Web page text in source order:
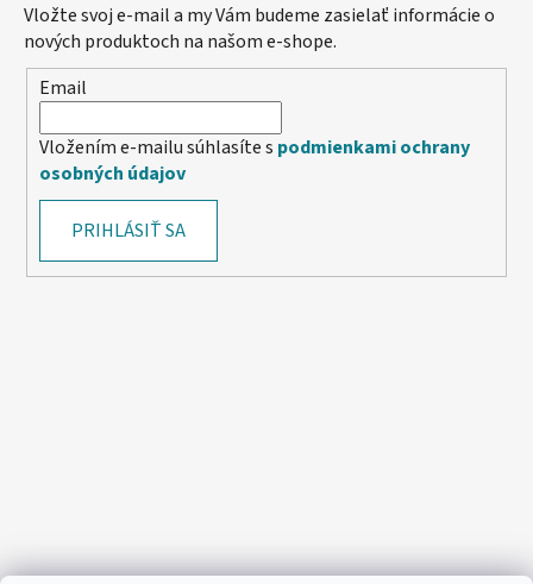
Vložte svoj e-mail a my Vám budeme zasielať informácie o
nových produktoch na našom e-shope.
Email
Vložením e-mailu súhlasíte s podmienkami ochrany
osobných údajov
PRIHLÁSIŤ SA